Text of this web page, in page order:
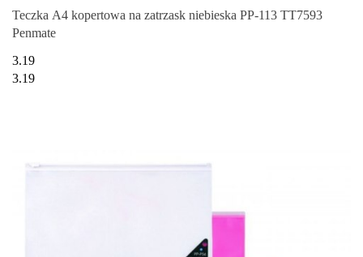
Teczka A4 kopertowa na zatrzask niebieska PP-113 TT7593
Penmate
3.19
3.19